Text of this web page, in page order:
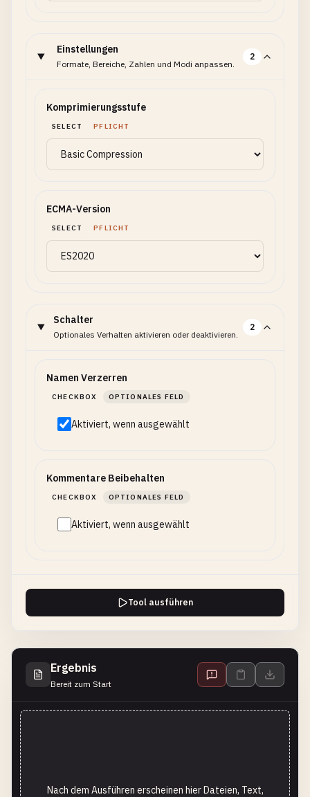
Einstellungen
Formate, Bereiche, Zahlen und Modi anpassen.
2
Komprimierungsstufe
SELECT PFLICHT
ECMA-Version
SELECT PFLICHT
Schalter
Optionales Verhalten aktivieren oder deaktivieren.
2
Namen Verzerren
CHECKBOX OPTIONALES FELD
Aktiviert, wenn ausgewählt
Kommentare Beibehalten
CHECKBOX OPTIONALES FELD
Aktiviert, wenn ausgewählt
Tool ausführen
Ergebnis
Bereit zum Start
Nach dem Ausführen erscheinen hier Dateien, Text,